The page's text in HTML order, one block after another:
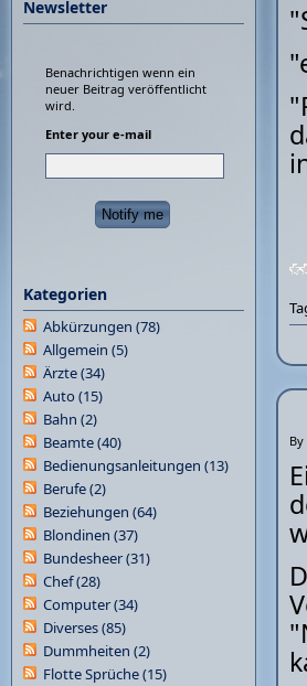
By
Newsletter
Benachrichtigen wenn ein
neuer Beitrag veröffentlicht
wird.
Enter your e-mail
Kategorien
Abkürzungen (78)
Allgemein (5)
Ärzte(34)
Auto(15)
Bahn (2)
Beamte(40)
Bedienungsanleitungen (13)
Berufe(2)
Beziehungen (64)
Blondinen (37)
Bundesheer(31)
Chef(28)
Computer(34)
Diverses(85)
Dummheiten (2)
Flotte Sprüche(15)